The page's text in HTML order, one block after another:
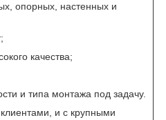
опорных, настенных и
качества;
и типа монтажа под задачу.
и с крупными